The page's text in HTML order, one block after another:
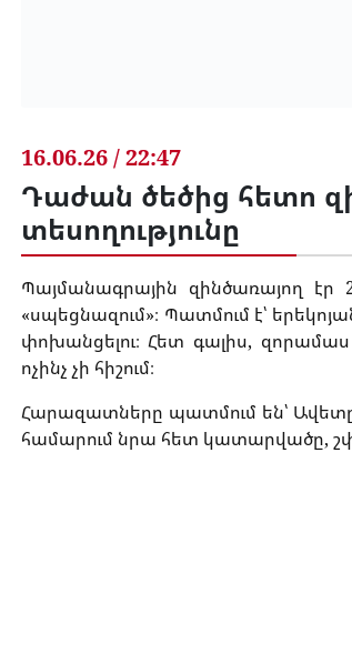
16.06.26 / 22:47
Դաժան ծեծից հետո
տեսողությունը
Պայմանագրային զինծառայող էր
«սպեցնազում»։ Պատմում է՝
փոխանցելու։ Հետ գալիս,
ոչինչ չի հիշում։
Հարազատները պատմում են՝
համարում նրա հետ կատարվածը,